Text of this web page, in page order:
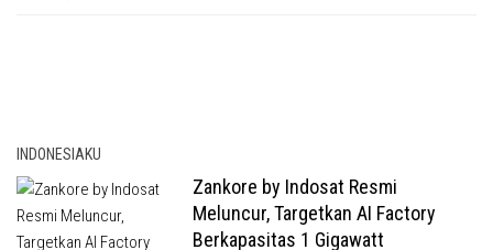
INDONESIAKU
Zankore by Indosat Resmi
Meluncur, Targetkan AI Factory
Berkapasitas 1 Gigawatt